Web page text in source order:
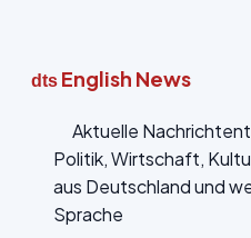
dts English News
Aktuelle
Politik, Wirtschaft,
aus Deutschland und
Sprache